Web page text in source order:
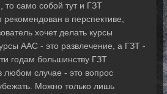
то само собой тут и ГЗТ
рекомендован в перспективе,
хочет делать курсы
ААС - это развлечение, а ГЗТ -
годам большинству ГЗТ
любом случае - это вопрос
Можно только лишь